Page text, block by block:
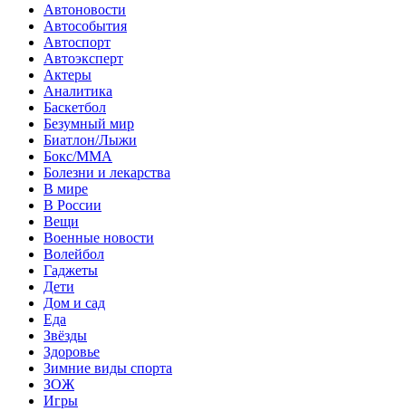
Автоновости
Автособытия
Автоспорт
Автоэксперт
Актеры
Аналитика
Баскетбол
Безумный мир
Биатлон/Лыжи
Бокс/MMA
Болезни и лекарства
В мире
В России
Вещи
Военные новости
Волейбол
Гаджеты
Дети
Дом и сад
Еда
Звёзды
Здоровье
Зимние виды спорта
ЗОЖ
Игры